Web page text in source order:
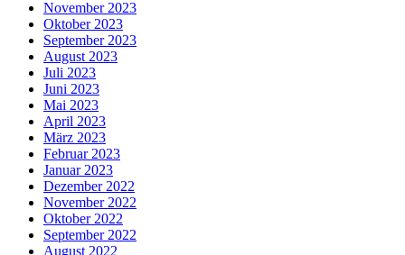
November 2023
Oktober 2023
September 2023
August 2023
Juli 2023
Juni 2023
Mai 2023
April 2023
März 2023
Februar 2023
Januar 2023
Dezember 2022
November 2022
Oktober 2022
September 2022
August 2022